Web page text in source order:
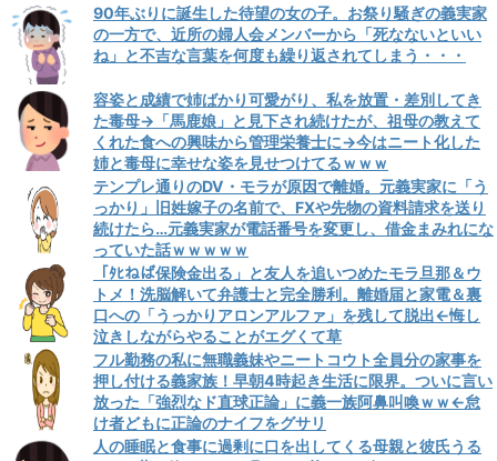
90年ぶりに誕生した待望の女の子。お祭り騒ぎの義実家
の一方で、近所の婦人会メンバーから「死なないといい
ね」と不吉な言葉を何度も繰り返されてしまう・・・
容姿と成績で姉ばかり可愛がり、私を放置・差別してき
た毒母→「馬鹿娘」と見下され続けたが、祖母の教えて
くれた食への興味から管理栄養士に→今はニート化した
姉と毒母に幸せな姿を見せつけてるｗｗｗ
テンプレ通りのDV・モラが原因で離婚。元義実家に「う
っかり」旧姓嫁子の名前で、FXや先物の資料請求を送り
続けたら…元義実家が電話番号を変更し、借金まみれにな
っていた話ｗｗｗｗｗ
「ﾀﾋねば保険金出る」と友人を追いつめたモラ旦那＆ウ
トメ！洗脳解いて弁護士と完全勝利。離婚届と家電＆裏
口への「うっかりアロンアルファ」を残して脱出←悔し
泣きしながらやることがエグくて草
フル勤務の私に無職義妹やニートコウト全員分の家事を
押し付ける義家族！早朝4時起き生活に限界。ついに言い
放った「強烈なド直球正論」に義一族阿鼻叫喚ｗｗ←怠
け者どもに正論のナイフをグサリ
人の睡眠と食事に過剰に口を出してくる母親と彼氏うる